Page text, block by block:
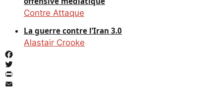
Contre Attaque
La guerre contre l’Iran 3.0
Alastair Crooke
Facebook
Twitter
PrintFriendly